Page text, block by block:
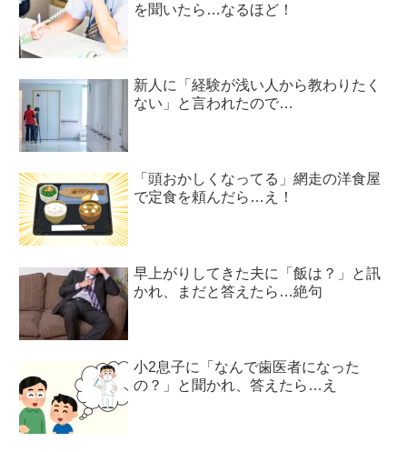
を聞いたら…なるほど！
新人に「経験が浅い人から教わりたく
ない」と言われたので…
「頭おかしくなってる」網走の洋食屋
で定食を頼んだら…え！
早上がりしてきた夫に「飯は？」と訊
かれ、まだと答えたら…絶句
小2息子に「なんで歯医者になった
の？」と聞かれ、答えたら…え